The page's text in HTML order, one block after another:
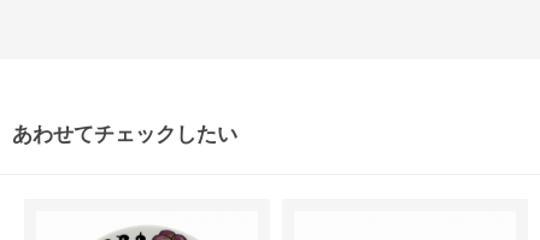
あわせてチェックしたい